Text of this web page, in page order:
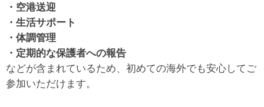
・空港送迎
・生活サポート
・体調管理
・定期的な保護者への報告
などが含まれているため、初めての海外でも安心してご
参加いただけます。